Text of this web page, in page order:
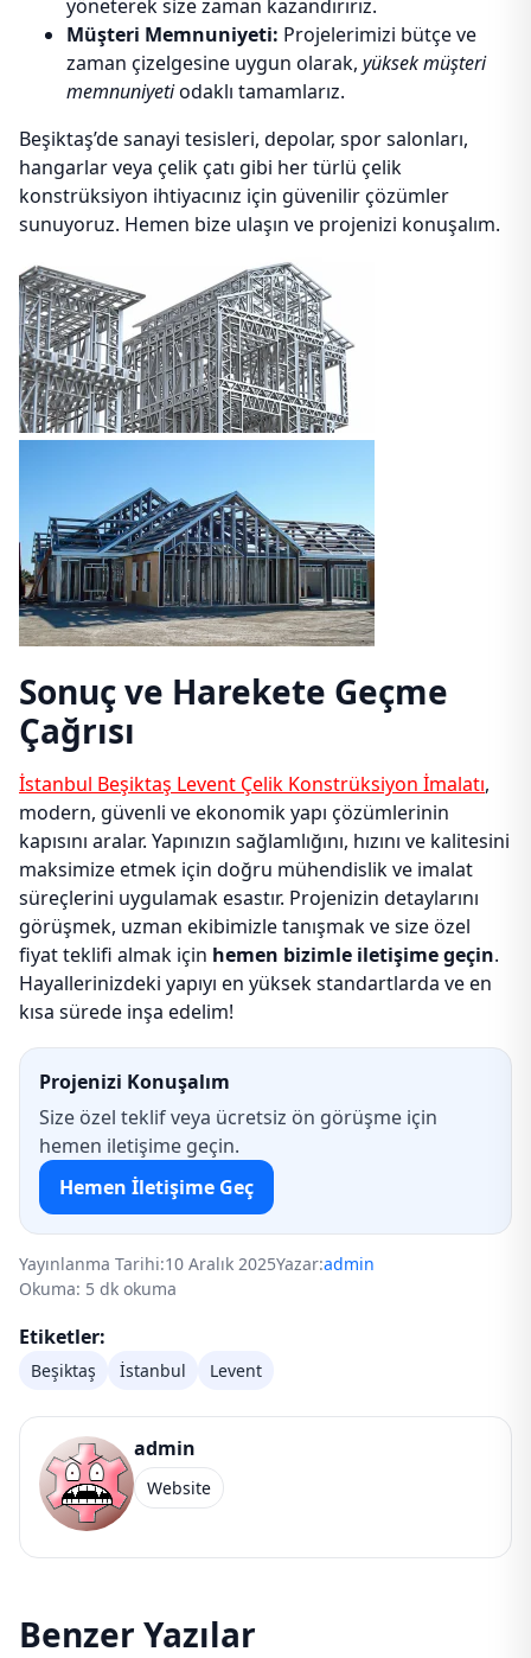
yöneterek size zaman kazandırırız.
Müşteri Memnuniyeti: Projelerimizi bütçe ve
zaman çizelgesine uygun olarak, yüksek müşteri
memnuniyetiodaklı tamamlarız.
Beşiktaş’de sanayi tesisleri, depolar, spor salonları,
hangarlar veya çelik çatı gibi her türlü çelik
konstrüksiyon ihtiyacınız için güvenilir çözümler
sunuyoruz. Hemen bize ulaşın ve projenizi konuşalım.
Sonuç ve Harekete Geçme
Çağrısı
İstanbul Beşiktaş Levent Çelik Konstrüksiyon İmalatı,
modern, güvenli ve ekonomik yapı çözümlerinin
kapısını aralar. Yapınızın sağlamlığını, hızını ve kalitesini
maksimize etmek için doğru mühendislik ve imalat
süreçlerini uygulamak esastır. Projenizin detaylarını
görüşmek, uzman ekibimizle tanışmak ve size özel
fiyat teklifi almak için hemen bizimle iletişime geçin.
Hayallerinizdeki yapıyı en yüksek standartlarda ve en
kısa sürede inşa edelim!
Projenizi Konuşalım
Size özel teklif veya ücretsiz ön görüşme için
hemen iletişime geçin.
Hemen İletişime Geç
Yayınlanma Tarihi:10 Aralık 2025Yazar:admin
Okuma: 5 dk okuma
Etiketler:
Beşiktaş İstanbul Levent
admin
Website
Benzer Yazılar